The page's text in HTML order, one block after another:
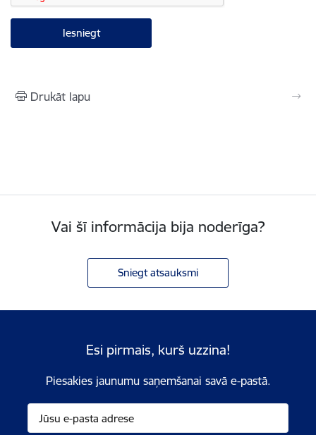
Drukāt lapu
Vai šī informācija bija noderīga?
Sniegt atsauksmi
Esi pirmais, kurš uzzina!
Piesakies jaunumu saņemšanai savā e-pastā.